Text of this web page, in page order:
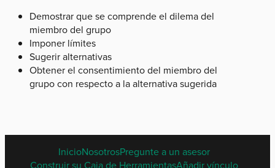
Demostrar que se comprende el dilema del
miembro del grupo
Imponer límites
Sugerir alternativas
Obtener el consentimiento del miembro del
grupo con respecto a la alternativa sugerida
SPANISH
FOOTER
InicioNosotrosPregunte a un asesor
Construir su Caja de HerramientasAñadir vínculo